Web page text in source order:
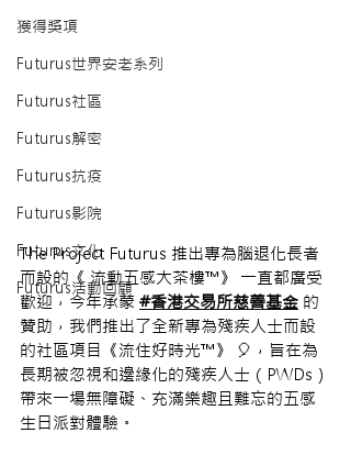
獲得獎項
Futurus世界安老系列
Futurus社區
Futurus解密
Futurus抗疫
Futurus影院
Futurus文化
Futurus活動回顧
The Project Futurus 推出專為腦退化長者
而設的《 流動五感大茶樓™》
一直都廣受
歡迎，今年承蒙 #香港交易所慈善基金 的
贊助，我們推出了全新專為殘疾人士而設
的社區項目 《流住好時光™》 🎈 ，旨在為
長期被忽視和邊緣化的殘疾人士（PWDs）
帶來一場無障礙、充滿樂趣且難忘的五感
生日派對體驗。